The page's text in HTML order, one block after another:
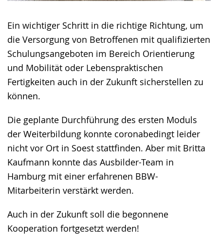
Ein wichtiger Schritt in die richtige Richtung, um
die Versorgung von Betroffenen mit qualifizierten
Schulungsangeboten im Bereich Orientierung
und Mobilität oder Lebenspraktischen
Fertigkeiten auch in der Zukunft sicherstellen zu
können.
Die geplante Durchführung des ersten Moduls
der Weiterbildung konnte coronabedingt leider
nicht vor Ort in Soest stattfinden. Aber mit Britta
Kaufmann konnte das Ausbilder-Team in
Hamburg mit einer erfahrenen BBW-
Mitarbeiterin verstärkt werden.
Auch in der Zukunft soll die begonnene
Kooperation fortgesetzt werden!